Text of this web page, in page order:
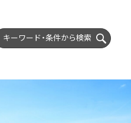
キーワード・条件から検索